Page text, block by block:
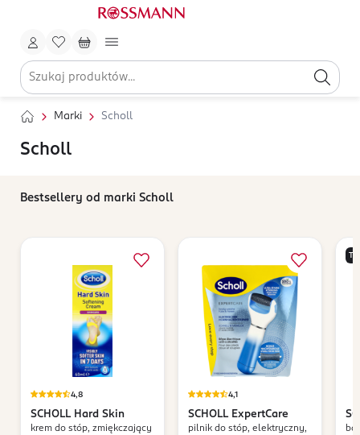
Marki Scholl
Scholl
Bestsellery od marki Scholl
4,8
SCHOLL Hard Skin
krem do stóp, zmiękczający
4,1
SCHOLL ExpertCare
pilnik do stóp, elektryczny,